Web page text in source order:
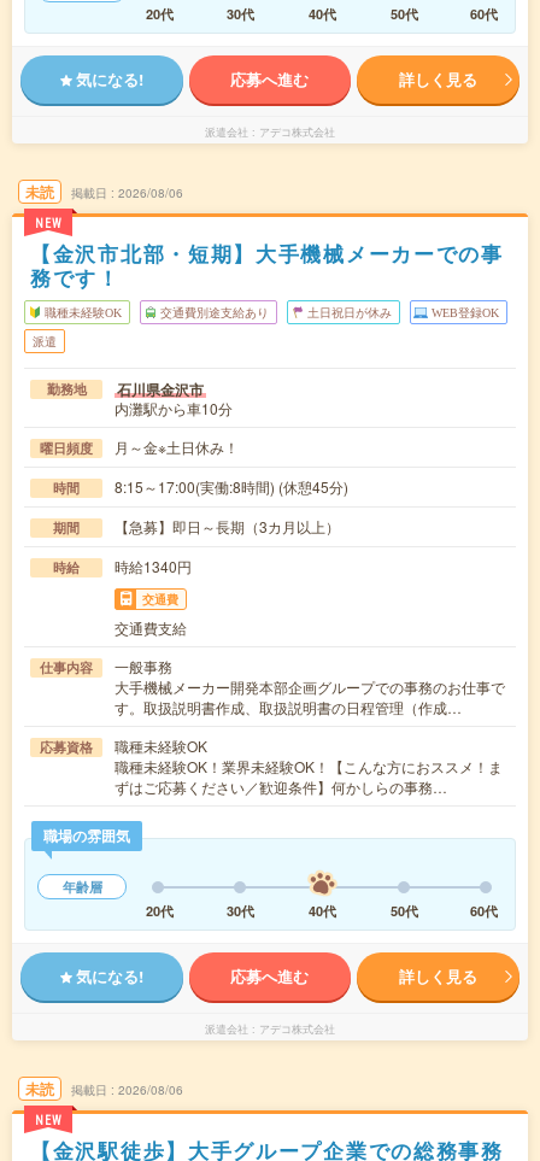
20代
30代 40代 50代 60代
気になる! 応募へ進む 詳しく見る
派遣会社 アデコ株式会社
未読
NEW
掲載日 2026/08/06
【金沢市北部・短期】大手機械メーカーでの事
務です！
職種未経験OK 交通費別途支給あり 土日祝日が休み WEB登録OK
派遣
勤務地 石川県金沢市
内灘駅から車10分
曜日頻度 月～金※土日休み！
時間 8:15～17:00(実働:8時間) (休憩45分)
期間 【急募】即日～長期（3カ月以上）
時給 時給1340円
交通費
交通費支給
仕事内容
一般事務
大手機械メーカー開発本部企画グループでの事務のお仕事で
す。取扱説明書作成、取扱説明書の日程管理（作成…
応募資格
職種未経験OK
職種未経験OK！業界未経験OK！【こんな方におススメ！ま
ずはご応募ください／歓迎条件】何かしらの事務…
職場の雰囲気
年齢層
20代
30代 40代 50代 60代
気になる! 応募へ進む 詳しく見る
派遣会社 アデコ株式会社
未読
NEW
掲載日 2026/08/06
【金沢駅徒歩】大手グループ企業での総務事務